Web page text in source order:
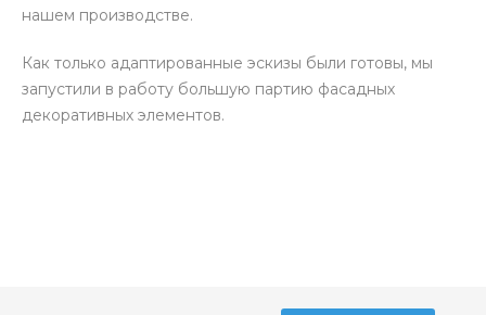
нашем производстве.
Как только адаптированные эскизы были готовы, мы
запустили в работу большую партию фасадных
декоративных элементов.